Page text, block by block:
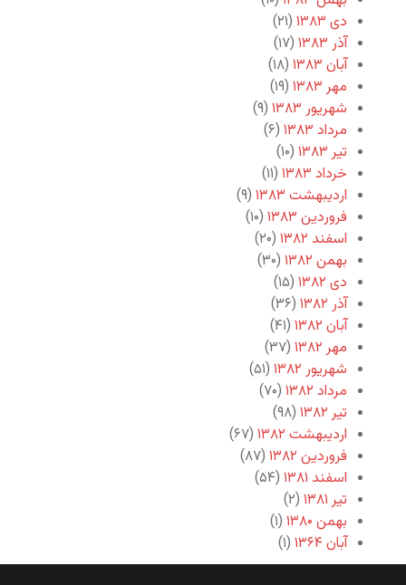
دی ۱۳۸۳
(۲۱)
آذر ۱۳۸۳
(۱۷)
آبان ۱۳۸۳
(۱۸)
مهر ۱۳۸۳
(۱۹)
شهریور ۱۳۸۳
(۹)
مرداد ۱۳۸۳
(۶)
تیر ۱۳۸۳
(۱۰)
خرداد ۱۳۸۳
(۱۱)
اردیبهشت ۱۳۸۳
(۹)
فروردین ۱۳۸۳
(۱۰)
اسفند ۱۳۸۲
(۲۰)
بهمن ۱۳۸۲
(۳۰)
دی ۱۳۸۲
(۱۵)
آذر ۱۳۸۲
(۳۶)
آبان ۱۳۸۲
(۴۱)
مهر ۱۳۸۲
(۳۷)
شهریور ۱۳۸۲
(۵۱)
مرداد ۱۳۸۲
(۷۰)
تیر ۱۳۸۲
(۹۸)
اردیبهشت ۱۳۸۲
(۶۷)
فروردین ۱۳۸۲
(۸۷)
اسفند ۱۳۸۱
(۵۴)
تیر ۱۳۸۱
(۲)
بهمن ۱۳۸۰
(۱)
آبان ۱۳۶۴
(۱)